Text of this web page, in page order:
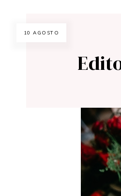
10 AGOSTO